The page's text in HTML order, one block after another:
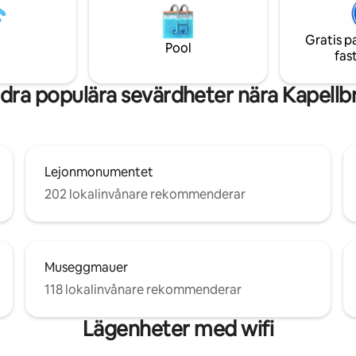
små hundar. Mest
Airbnb. De flesta
and trains within zone 10 of
network, as well as a range of
Pool
Gratis
populära sevärdheter nära
Lejonmonumentet
202 lokalinvånare rekommenderar
Museggmauer
118 lokalinvånare rekommenderar
Lägenheter med wifi